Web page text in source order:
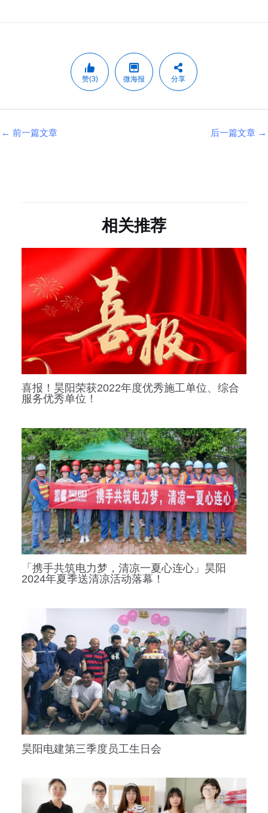
赞(3) 微海报 分享
← 前一篇文章 后一篇文章 →
相关推荐
喜报！昊阳荣获2022年度优秀施工单位、综合
服务优秀单位！
「携手共筑电力梦，清凉一夏心连心」昊阳
2024年夏季送清凉活动落幕！
昊阳电建第三季度员工生日会